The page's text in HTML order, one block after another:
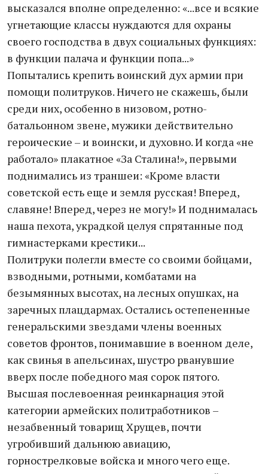
высказался вполне определенно: «...все и всякие
угнетающие классы нуждаются для охраны
своего господства в двух социальных функциях:
в функции палача и функции попа...»
Попытались крепить воинский дух армии при
помощи политруков. Ничего не скажешь, были
среди них, особенно в низовом, ротно-
батальонном звене, мужики действительно
героические – и воински, и духовно. И когда «не
работало» плакатное «За Сталина!», первыми
поднимались из траншеи: «Кроме власти
советской есть еще и земля русская! Вперед,
славяне! Вперед, через не могу!» И поднималась
наша пехота, украдкой целуя спрятанные под
гимнастерками крестики...
Политруки полегли вместе со своими бойцами,
взводными, ротными, комбатами на
безымянных высотах, на лесных опушках, на
заречных плацдармах. Остались остепененные
генеральскими звездами члены военных
советов фронтов, понимавшие в военном деле,
как свинья в апельсинах, шустро рванувшие
вверх после победного мая сорок пятого.
Высшая послевоенная реинкарнация этой
категории армейских политработников –
незабвенный товарищ Хрущев, почти
угробивший дальнюю авиацию,
горнострелковые войска и много чего еще.